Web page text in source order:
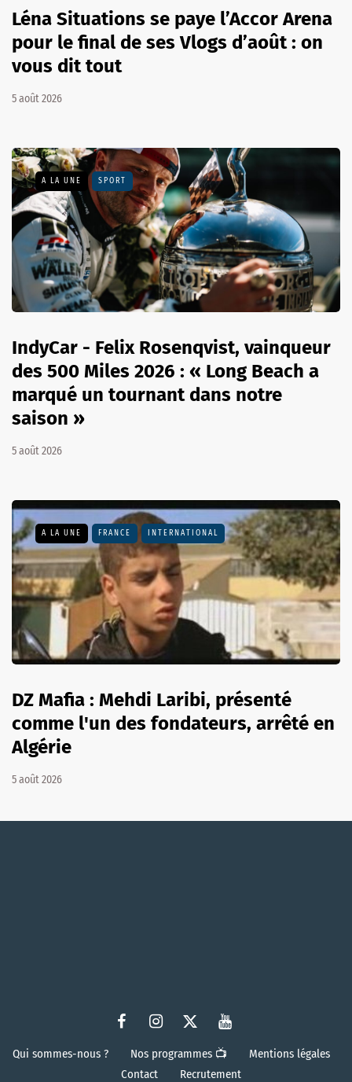
Léna Situations se paye l’Accor Arena
pour le final de ses Vlogs d’août : on
vous dit tout
5 août 2026
A LA UNE SPORT
IndyCar - Felix Rosenqvist, vainqueur
des 500 Miles 2026 : « Long Beach a
marqué un tournant dans notre
saison »
5 août 2026
A LA UNE FRANCE INTERNATIONAL
DZ Mafia : Mehdi Laribi, présenté
comme l'un des fondateurs, arrêté en
Algérie
5 août 2026
Qui sommes-nous ? Nos programmes 📺
Mentions légales
Contact
Recrutement